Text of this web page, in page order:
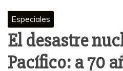
Especiales
El desastre
Pacífico: a 70